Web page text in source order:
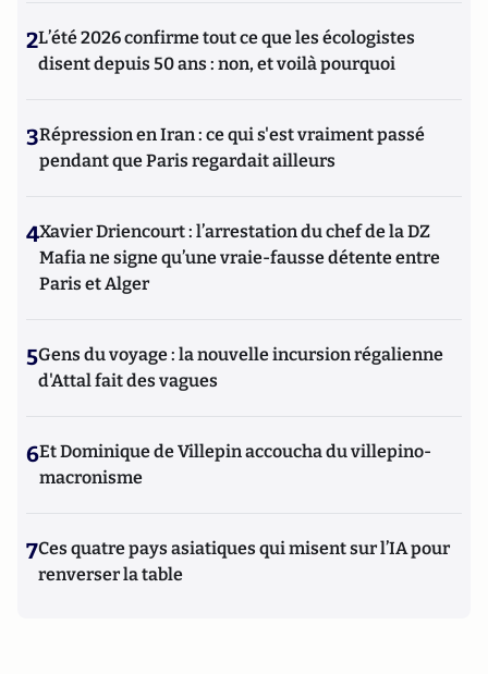
2L’été 2026 confirme tout ce que les écologistes
disent depuis 50 ans : non, et voilà pourquoi
3Répression en Iran : ce qui s'est vraiment passé
pendant que Paris regardait ailleurs
4Xavier Driencourt : l’arrestation du chef de la DZ
Mafia ne signe qu’une vraie-fausse détente entre
Paris et Alger
5Gens du voyage : la nouvelle incursion régalienne
d'Attal fait des vagues
6Et Dominique de Villepin accoucha du villepino-
macronisme
7Ces quatre pays asiatiques qui misent sur l’IA pour
renverser la table